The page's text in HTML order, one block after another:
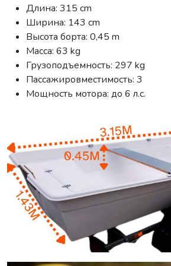
Длина: 315 cm
Ширина: 143 cm
Высота борта: 0,45 m
Масса: 63 kg
Грузоподъемность: 297 kg
Пассажировместимость: 3
Мощность мотора: до 6 л.с.